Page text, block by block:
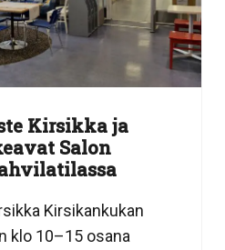
Kirsikka ja
Salon
Kirsikankukan
klo 10–15 osana